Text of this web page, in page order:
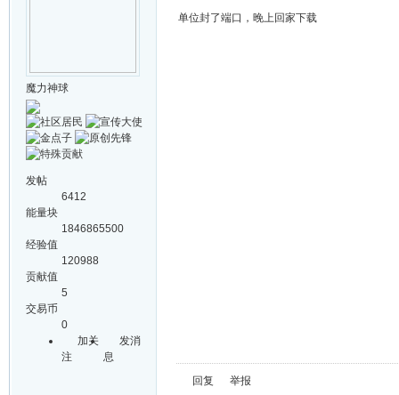
魔力神球
发帖
6412
能量块
1846865500
经验值
120988
贡献值
5
交易币
0
加关
注
发消
息
单位封了端口，晚上回家下载
回复 举报